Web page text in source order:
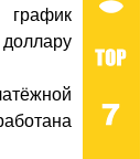
график